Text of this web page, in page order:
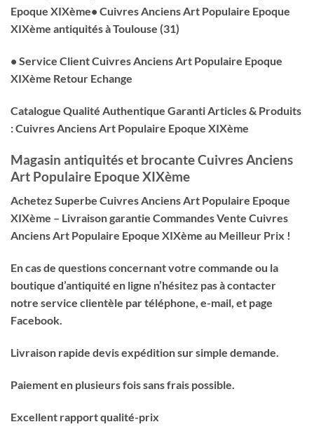
Epoque XIXème• Cuivres Anciens Art Populaire Epoque
XIXème antiquités à Toulouse (31)
• Service ClientCuivres Anciens Art Populaire Epoque
XIXème Retour Echange
Catalogue Qualité Authentique Garanti Articles & Produits
:Cuivres Anciens Art Populaire Epoque XIXème
Magasin antiquités et brocanteCuivres Anciens
Art Populaire Epoque XIXème
Achetez Superbe Cuivres Anciens Art Populaire Epoque
XIXème – Livraison garantie Commandes Vente Cuivres
Anciens Art Populaire Epoque XIXème au Meilleur Prix !
En cas de questions concernant votre commande ou la
boutique d’antiquité en ligne n’hésitez pas à contacter
notre service clientèle par téléphone, e-mail, et page
Facebook.
Livraison rapide devis expédition sur simple demande.
Paiement en plusieurs fois sans frais possible.
Excellent rapport qualité-prix